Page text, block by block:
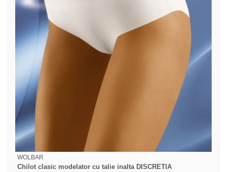
WOLBAR
Chilot clasic modelator cu talie inalta DISCRETIA